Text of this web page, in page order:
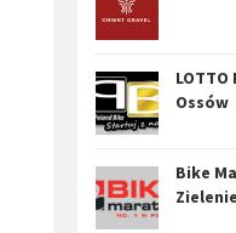
LOTTO
Ossów
Bike